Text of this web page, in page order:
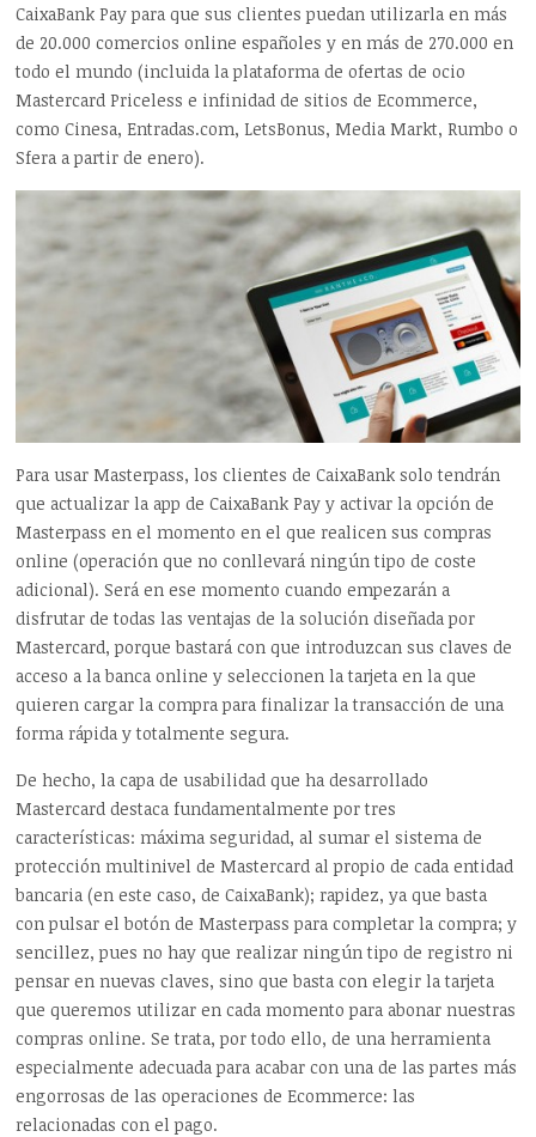
CaixaBank Pay para que sus clientes puedan utilizarla en más
de 20.000 comercios online españoles y en más de 270.000 en
todo el mundo (incluida la plataforma de ofertas de ocio
Mastercard Priceless e infinidad de sitios de Ecommerce,
como Cinesa, Entradas.com, LetsBonus, Media Markt, Rumbo o
Sfera a partir de enero).
Para usar Masterpass, los clientes de CaixaBank solo tendrán
que actualizar la app de CaixaBank Pay y activar la opción de
Masterpass en el momento en el que realicen sus compras
online (operación que no conllevará ningún tipo de coste
adicional). Será en ese momento cuando empezarán a
disfrutar de todas las ventajas de la solución diseñada por
Mastercard, porque bastará con que introduzcan sus claves de
acceso a la banca online y seleccionen la tarjeta en la que
quieren cargar la compra para finalizar la transacción de una
forma rápida y totalmente segura.
De hecho, la capa de usabilidad que ha desarrollado
Mastercard destaca fundamentalmente por tres
características: máxima seguridad, al sumar el sistema de
protección multinivel de Mastercard al propio de cada entidad
bancaria (en este caso, de CaixaBank); rapidez, ya que basta
con pulsar el botón de Masterpass para completar la compra; y
sencillez, pues no hay que realizar ningún tipo de registro ni
pensar en nuevas claves, sino que basta con elegir la tarjeta
que queremos utilizar en cada momento para abonar nuestras
compras online. Se trata, por todo ello, de una herramienta
especialmente adecuada para acabar con una de las partes más
engorrosas de las operaciones de Ecommerce: las
relacionadas con el pago.